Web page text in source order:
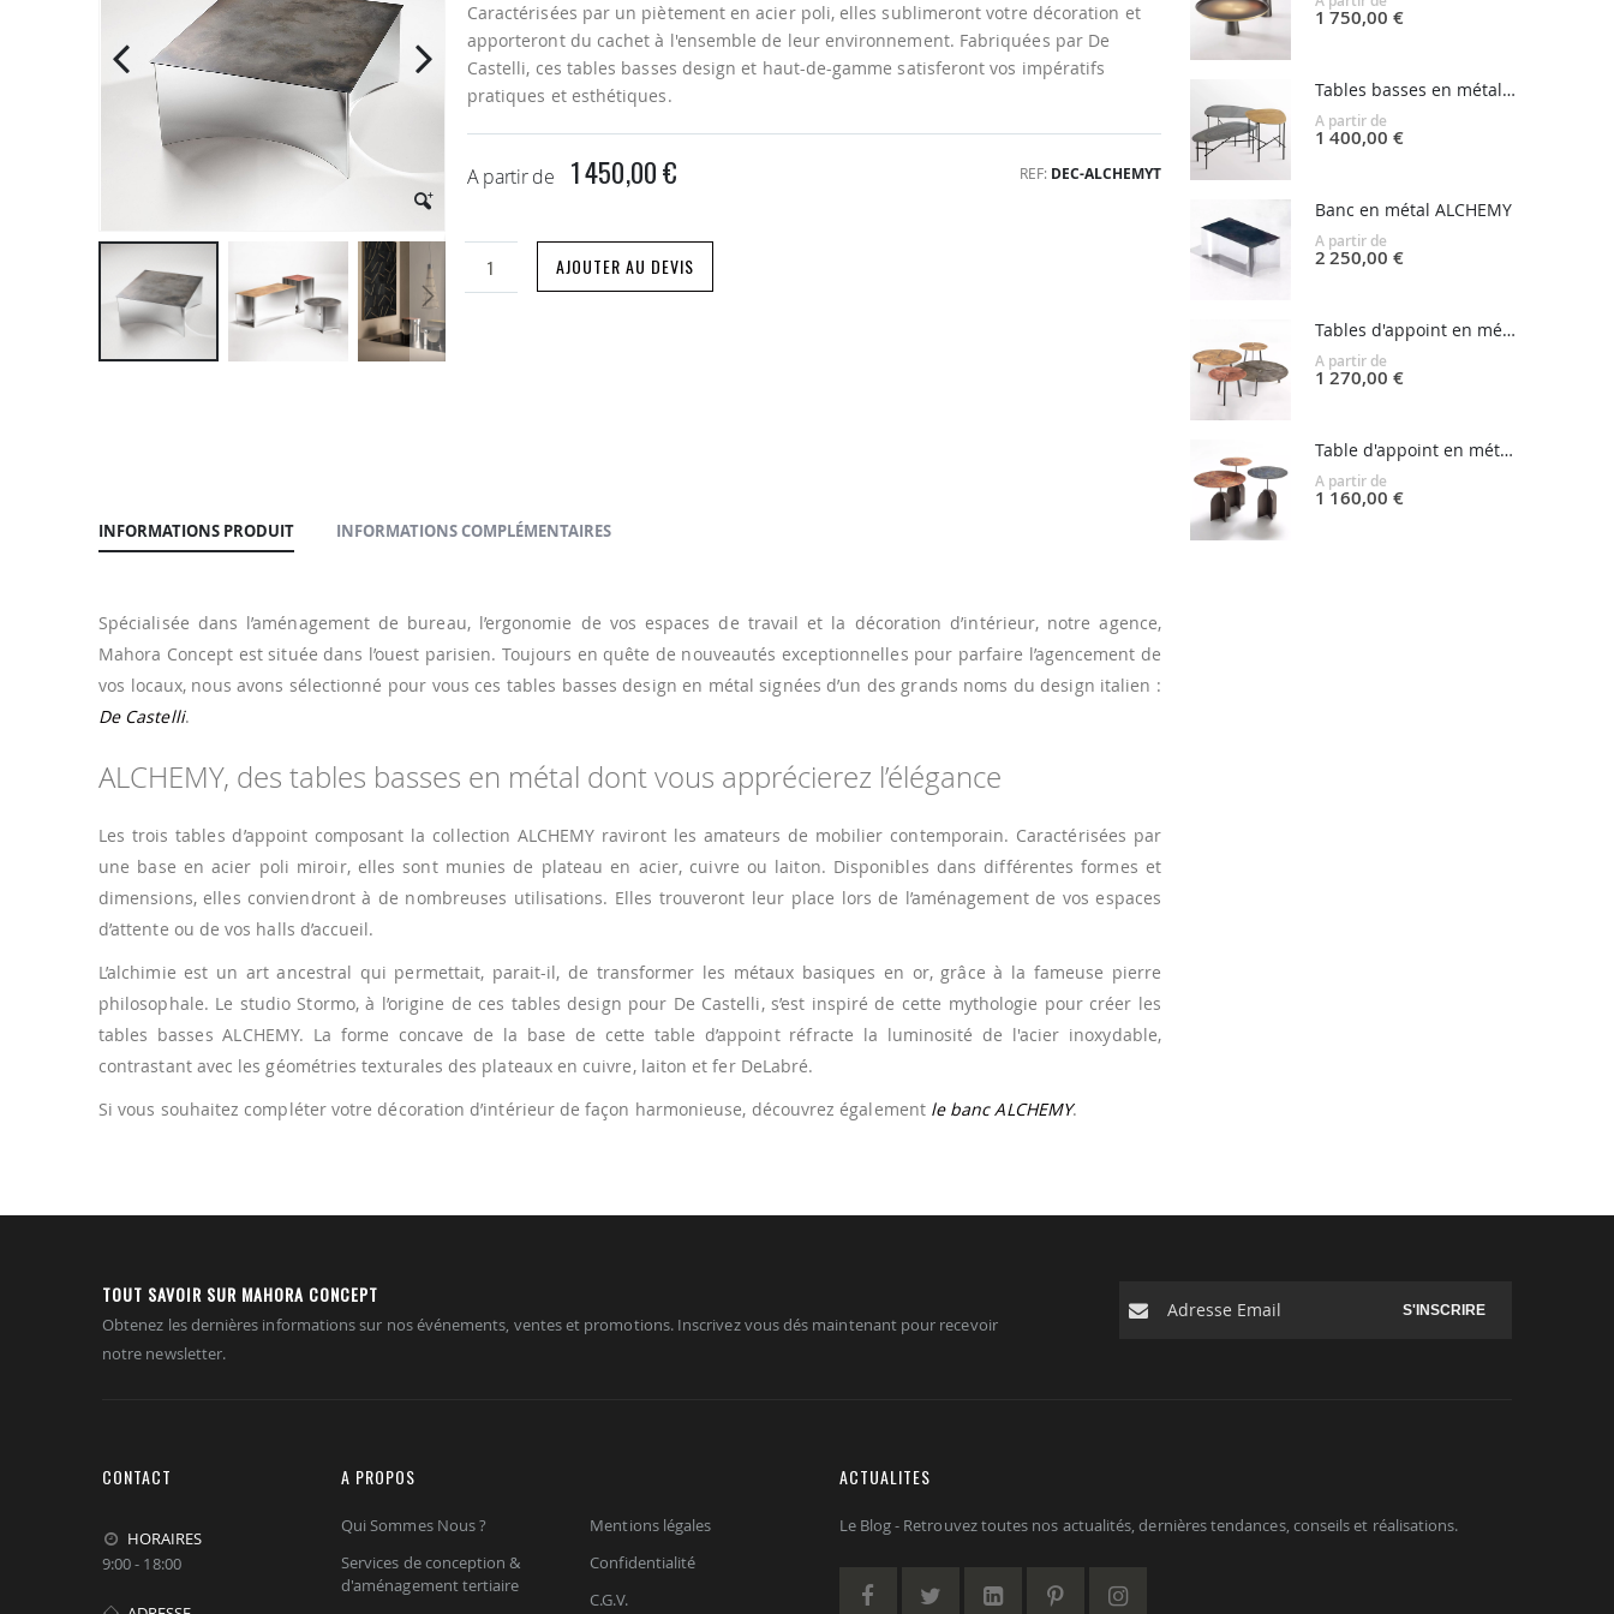
d’images
Caractérisées par un piètement en acier poli, elles sublimeront votre décoration et
apporteront du cachet à l'ensemble de leur environnement. Fabriquées par De
Castelli, ces tables basses design et haut-de-gamme satisferont vos impératifs
pratiques et esthétiques.
A partir de 1 450,00 € REF DEC-ALCHEMYT
AJOUTER AU DEVIS
INFORMATIONS PRODUIT
Spécialisée dans l’aménagement de bureau, l’ergonomie de vos espaces de travail et la décoration d’intérieur, notre agence,
Mahora Concept est située dans l’ouest parisien. Toujours en quête de nouveautés exceptionnelles pour parfaire l’agencement de
vos locaux, nous avons sélectionné pour vous ces tables basses design en métal signées d’un des grands noms du design italien :
De Castelli.
ALCHEMY, des tables basses en métal dont vous apprécierez l’élégance
Les trois tables d’appoint composant la collection ALCHEMY raviront les amateurs de mobilier contemporain. Caractérisées par
une base en acier poli miroir, elles sont munies de plateau en acier, cuivre ou laiton. Disponibles dans différentes formes et
dimensions, elles conviendront à de nombreuses utilisations. Elles trouveront leur place lors de l’aménagement de vos espaces
d’attente ou de vos halls d’accueil.
L’alchimie est un art ancestral qui permettait, parait-il, de transformer les métaux basiques en or, grâce à la fameuse pierre
philosophale. Le studio Stormo, à l’origine de ces tables design pour De Castelli, s’est inspiré de cette mythologie pour créer les
tables basses ALCHEMY. La forme concave de la base de cette table d’appoint réfracte la luminosité de l'acier inoxydable,
contrastant avec les géométries texturales des plateaux en cuivre, laiton et fer DeLabré.
Si vous souhaitez compléter votre décoration d’intérieur de façon harmonieuse, découvrez également le banc ALCHEMY.
INFORMATIONS COMPLÉMENTAIRES
1 750,00 €
Tables basses en métal SYRO
A partir de
1 400,00 €
Banc en métal ALCHEMY
A partir de
2 250,00 €
Tables d'appoint en métal PLACAS
A partir de
1 270,00 €
Table d'appoint en métal NICOLA
A partir de
1 160,00 €
TOUT SAVOIR SUR MAHORA CONCEPT
Obtenez les dernières informations sur nos événements, ventes et promotions. Inscrivez vous dés maintenant pour recevoir
notre newsletter.
S'INSCRIRE
CONTACT
HORAIRES
9:00 - 18:00
A PROPOS
Qui Sommes Nous ?
Services de conception &
d'aménagement tertiaire
Mentions légales
Confidentialité
C.G.V.
ACTUALITES
Le Blog - Retrouvez toutes nos actualités, dernières tendances, conseils et réalisations.